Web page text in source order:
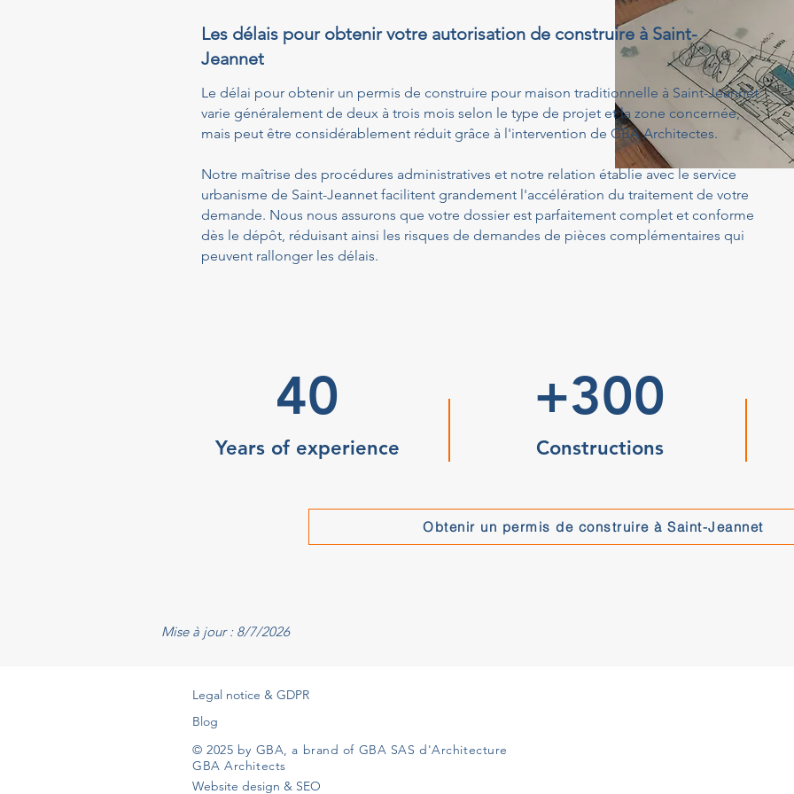
Les délais pour obtenir votre autorisation de construire à Saint-
Jeannet
Le délai pour obtenir un permis de construire pour maison traditionnelle à Saint-Jeannet
varie généralement de deux à trois mois selon le type de projet et la zone concernée,
mais peut être considérablement réduit grâce à l'intervention de GBA Architectes.
Notre maîtrise des procédures administratives et notre relation établie avec le service
urbanisme de Saint-Jeannet facilitent grandement l'accélération du traitement de votre
demande. Nous nous assurons que votre dossier est parfaitement complet et conforme
dès le dépôt, réduisant ainsi les risques de demandes de pièces complémentaires qui
peuvent rallonger les délais.
40
Years of experience
+300
Constructions
Obtenir un permis de construire à Saint-Jeannet
Mise à jour : 8/7/2026
Legal notice & GDPR
Blog
© 2025 by GBA, a brand of GBA SAS d'Architecture
GBA Architects
Website design & SEO